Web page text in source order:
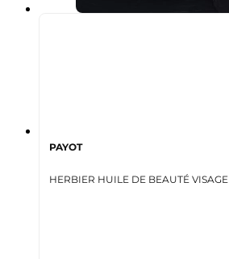
PAYOT
HERBIER HUILE DE BEAUTÉ VISAGE